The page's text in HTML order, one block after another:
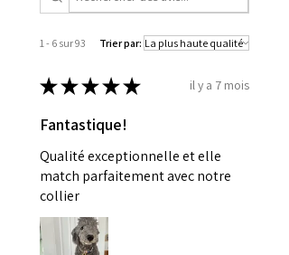
1 - 6 sur 93 Trier par:
★★★★★ il y a 7 mois
Fantastique!
Qualité exceptionnelle et elle
match parfaitement avec notre
collier